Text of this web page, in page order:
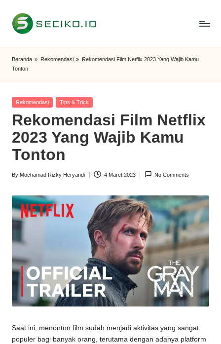
Skip
S
e
c
i
k
o
I
D
Beranda » Rekomendasi » Rekomendasi Film Netflix 2023 Yang Wajib Kamu
Tonton
Posted
Rekomendasi Tips & Trick
Rekomendasi Film Netflix
2023 Yang Wajib Kamu
Tonton
Posted
By Mochamad Rizky Heryandi 4 Maret 2023 No Comments
Saat ini, menonton film sudah menjadi aktivitas yang sangat
populer bagi banyak orang, terutama dengan adanya platform